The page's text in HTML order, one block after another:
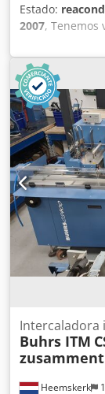
Estado:
2007, Tenemos
disponibles.
usar! Tipos de
de vacío
Alimentador de
alimentador de
Alimentador
fricción por
una máquina
Buhrs ITM
vendemos
repuesto se
una oferta? Por
Rgepfx Apmorf
Heemskerk
Intercaladora
Buhrs ITM